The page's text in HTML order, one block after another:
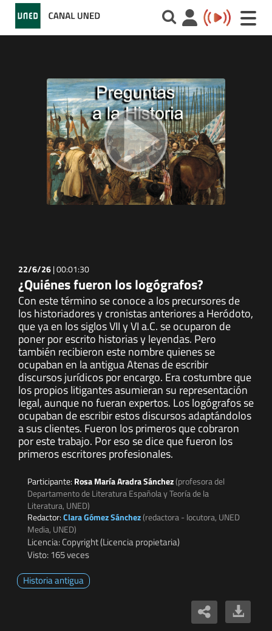
Toggle
22/6/26|00:01:30
¿Quiénes fueron los logógrafos?
Con este término se conoce a los precursores de
los historiadores y cronistas anteriores a Heródoto,
que ya en los siglos VII y VI a.C. se ocuparon de
poner por escrito historias y leyendas. Pero
también recibieron este nombre quienes se
ocupaban en la antigua Atenas de escribir
discursos jurídicos por encargo. Era costumbre que
los propios litigantes asumieran su representación
legal, aunque no fueran expertos. Los logógrafos se
ocupaban de escribir estos discursos adaptándolos
a sus clientes. Fueron los primeros que cobraron
por este trabajo. Por eso se dice que fueron los
primeros escritores profesionales.
Participante: Rosa María Aradra Sánchez(profesora del
Departamento de Literatura Española y Teoría de la
Literatura, UNED)
Redactor:Clara Gómez Sánchez(redactora - locutora, UNED
Media, UNED)
Licencia: Copyright (Licencia propietaria)
Visto: 165 veces
Historia antigua